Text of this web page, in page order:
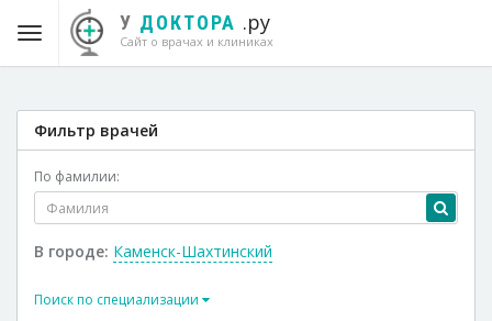
У ДОКТОРА .ру
Сайт о врачах и клиниках
Фильтр врачей
По фамилии:
В городе: Каменск-Шахтинский
Поиск по специализации